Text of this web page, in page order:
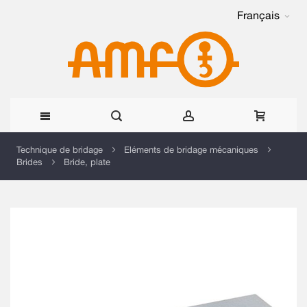
Français
Allez
Technique de bridage
Eléments de bridage mécaniques
Brides
Bride, plate